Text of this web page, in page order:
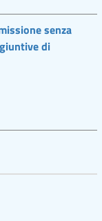
senza
di